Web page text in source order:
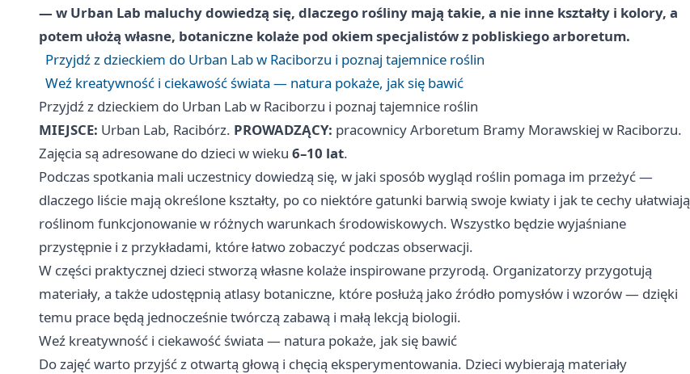
— w Urban Lab maluchy dowiedzą się, dlaczego rośliny mają takie, a nie inne kształty i kolory, a
potem ułożą własne, botaniczne kolaże pod okiem specjalistów z pobliskiego arboretum.
Przyjdź z dzieckiem do Urban Lab w Raciborzu i poznaj tajemnice roślin
Weź kreatywność i ciekawość świata — natura pokaże, jak się bawić
Przyjdź z dzieckiem do Urban Lab w Raciborzu i poznaj tajemnice roślin
MIEJSCE: Urban Lab, Racibórz. PROWADZĄCY: pracownicy Arboretum Bramy Morawskiej w Raciborzu.
Zajęcia są adresowane do dzieci w wieku 6–10 lat.
Podczas spotkania mali uczestnicy dowiedzą się, w jaki sposób wygląd roślin pomaga im przeżyć —
dlaczego liście mają określone kształty, po co niektóre gatunki barwią swoje kwiaty i jak te cechy ułatwiają
roślinom funkcjonowanie w różnych warunkach środowiskowych. Wszystko będzie wyjaśniane
przystępnie i z przykładami, które łatwo zobaczyć podczas obserwacji.
W części praktycznej dzieci stworzą własne kolaże inspirowane przyrodą. Organizatorzy przygotują
materiały, a także udostępnią atlasy botaniczne, które posłużą jako źródło pomysłów i wzorów — dzięki
temu prace będą jednocześnie twórczą zabawą i małą lekcją biologii.
Weź kreatywność i ciekawość świata — natura pokaże, jak się bawić
Do zajęć warto przyjść z otwartą głową i chęcią eksperymentowania. Dzieci wybierają materiały